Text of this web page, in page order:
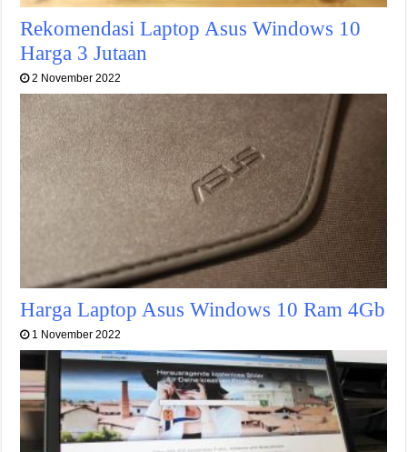
Rekomendasi Laptop Asus Windows 10
Harga 3 Jutaan
2 November 2022
Harga Laptop Asus Windows 10 Ram 4Gb
1 November 2022